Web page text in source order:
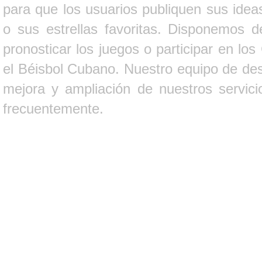
para que los usuarios publiquen sus
o sus estrellas favoritas. Disponemos
pronosticar los juegos o participar en
el Béisbol Cubano. Nuestro equipo de
mejora y ampliación de nuestros
frecuentemente.